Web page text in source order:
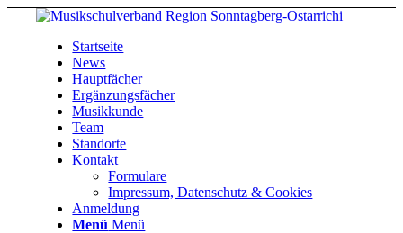
Startseite
News
Hauptfächer
Ergänzungsfächer
Musikkunde
Team
Standorte
Kontakt
Formulare
Impressum, Datenschutz & Cookies
Anmeldung
Menü Menü